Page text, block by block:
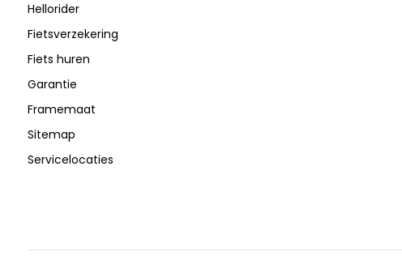
Hellorider
Fietsverzekering
Fiets huren
Garantie
Framemaat
Sitemap
Servicelocaties